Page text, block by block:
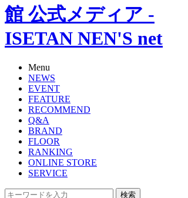
館 公式メディア -
ISETAN NEN'S net
Menu
NEWS
EVENT
FEATURE
RECOMMEND
Q&A
BRAND
FLOOR
RANKING
ONLINE STORE
SERVICE
検索